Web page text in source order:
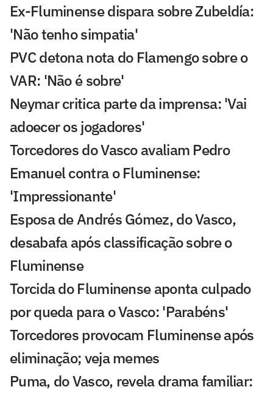
Ex-Fluminense dispara sobre Zubeldía:
'Não tenho simpatia'
PVC detona nota do Flamengo sobre o
VAR: 'Não é sobre'
Neymar critica parte da imprensa: 'Vai
adoecer os jogadores'
Torcedores do Vasco avaliam Pedro
Emanuel contra o Fluminense:
'Impressionante'
Esposa de Andrés Gómez, do Vasco,
desabafa após classificação sobre o
Fluminense
Torcida do Fluminense aponta culpado
por queda para o Vasco: 'Parabéns'
Torcedores provocam Fluminense após
eliminação; veja memes
Puma, do Vasco, revela drama familiar: